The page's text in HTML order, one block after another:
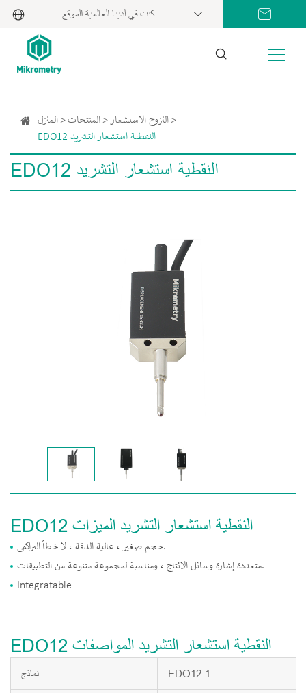
كنت في لدينا العالمية الموقع
المنزل المنتجات
النزوح الاستشعار
EDO12 النقطية استشعار التشريد
EDO12 النقطية استشعار التشريد
EDO12 النقطية استشعار التشريد الميزات
حجم صغير ، عالية الدقة ، لا خطأ التراكمي.
متعددة إشارة وسائل الانتاج ، ومناسبة لمجموعة متنوعة من التطبيقات.
Integratable
EDO12 النقطية استشعار التشريد المواصفات
نماذج EDO12-1